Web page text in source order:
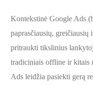
Kontekstinė Google Ads
paprasčiausių,
pritraukti tikslinius
tradiciniais offline ir kitais
Ads leidžia pasiekti gerą